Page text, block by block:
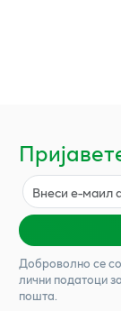
Доброволно се
лични податоци
пошта.